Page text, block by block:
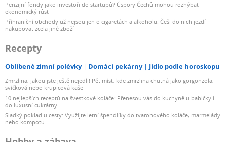
Penzijní fondy jako investoři do startupů? Úspory Čechů mohou rozhýbat
ekonomický růst
Příhraniční obchody už nejsou jen o cigaretách a alkoholu. Češi do nich jezdí
nakupovat zcela jiné zboží
Recepty
Oblíbené zimní polévky Domácí pekárny Jídlo podle horoskopu
Zmrzlina, jakou jste ještě nejedli! Pět míst, kde zmrzlina chutná jako gorgonzola,
svíčková nebo krupicová kaše
10 nejlepších receptů na švestkové koláče: Přenesou vás do kuchyně u babičky i
do luxusní cukrárny
Sladký poklad u cesty: Využijte letní špendlíky do tvarohového koláče, marmelády
nebo kompotu